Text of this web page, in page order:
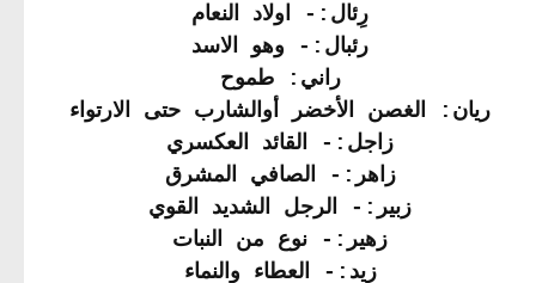
رِئال:- اولاد النعام
رئبال:- وهو الاسد
راني: طموح
ريان: الغصن الأخضر أوالشارب حتى الارتواء
زاجل:- القائد العكسري
زاهر:- الصافي المشرق
زبير:- الرجل الشديد القوي
زهير:- نوع من النبات
زيد:- العطاء والنماء